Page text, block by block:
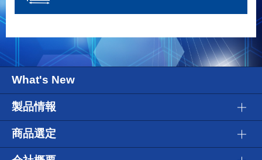
What's New
製品情報
商品選定